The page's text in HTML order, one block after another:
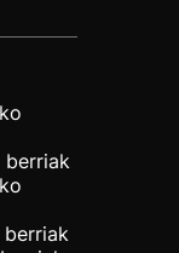
berriak